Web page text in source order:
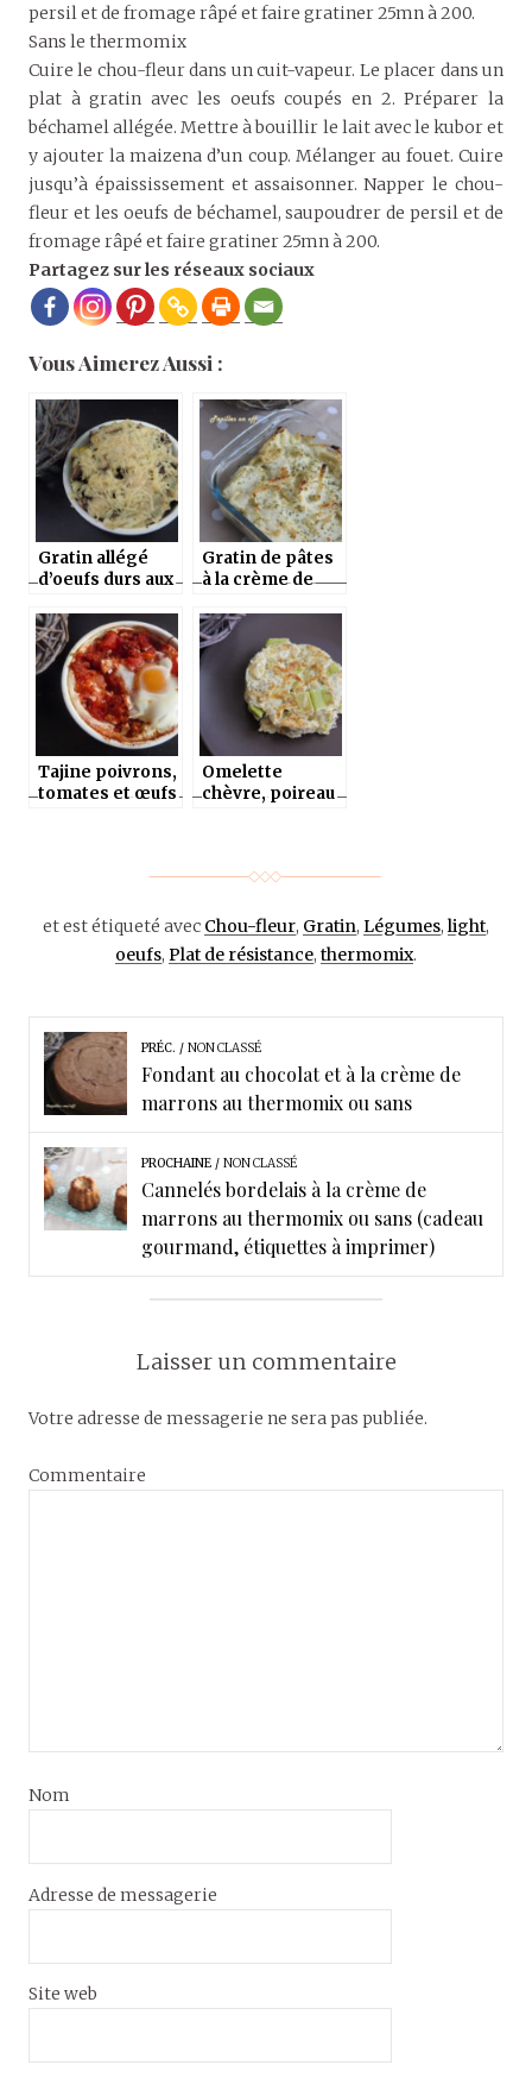
persil et de fromage râpé et faire gratiner 25mn à 200.
Sans le thermomix
Cuire le chou-fleur dans un cuit-vapeur. Le placer dans un
plat à gratin avec les oeufs coupés en 2. Préparer la
béchamel allégée. Mettre à bouillir le lait avec le kubor et
y ajouter la maizena d’un coup. Mélanger au fouet. Cuire
jusqu’à épaississement et assaisonner. Napper le chou-
fleur et les oeufs de béchamel, saupoudrer de persil et de
fromage râpé et faire gratiner 25mn à 200.
Partagez sur les réseaux sociaux
Vous Aimerez Aussi :
Gratin allégé
d’oeufs durs aux
(au thermomix
ou sans)
Gratin de pâtes
à la crème de
thermomix ou
sans
Tajine poivrons,
tomates et œufs
Omelette
chèvre, poireau
et est étiqueté avec Chou-fleur, Gratin, Légumes, light,
oeufs, Plat de résistance, thermomix.
PRÉC. NON CLASSÉ
Fondant au chocolat et à la crème de
marrons au thermomix ou sans
PROCHAINE NON CLASSÉ
Cannelés bordelais à la crème de
marrons au thermomix ou sans (cadeau
gourmand, étiquettes à imprimer)
Laisser un commentaire
Votre adresse de messagerie ne sera pas publiée.
Commentaire
Nom
Adresse de messagerie
Site web